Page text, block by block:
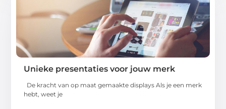
Unieke presentaties voor jouw merk
De kracht van op maat gemaakte displays Als je een merk
hebt, weet je